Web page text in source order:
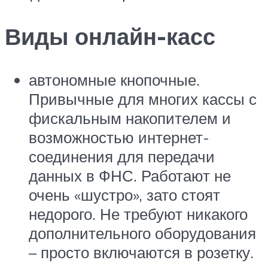
Виды онлайн-касс
автономные кнопочные.
Привычные для многих кассы с
фискальным накопителем и
возможностью интернет-
соединения для передачи
данных в ФНС. Работают не
очень «шустро», зато стоят
недорого. Не требуют никакого
дополнительного оборудования
– просто включаются в розетку.